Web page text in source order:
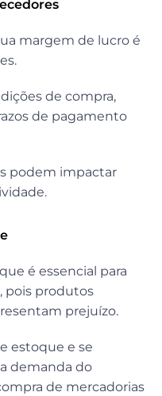
margem de lucro é
de compra,
de pagamento
podem impactar
é essencial para
pois produtos
prejuízo.
estoque e se
demanda do
de mercadorias